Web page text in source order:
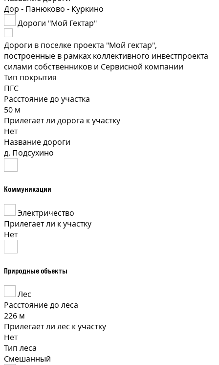
Дор - Панюково - Куркино
Дороги "Мой Гектар"
Дороги в поселке проекта "Мой гектар",
построенные в рамках коллективного инвестпроекта
силами собственников и Сервисной компании
Тип покрытия
ПГС
Расстояние до участка
50 м
Прилегает ли дорога к участку
Нет
Название дороги
д. Подсухино
Коммуникации
Электричество
Прилегает ли к участку
Нет
Природные объекты
Лес
Расстояние до леса
226 м
Прилегает ли лес к участку
Нет
Тип леса
Смешанный